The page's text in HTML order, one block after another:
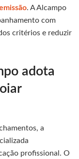
. A Alcampo
com
critérios e reduzir
adota
a
profissional. O